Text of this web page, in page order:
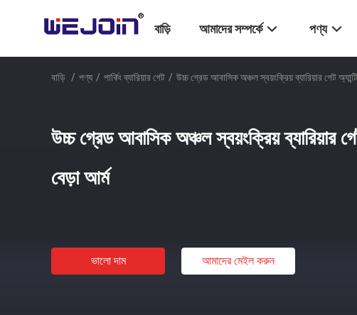
বাড়ি আমাদের সম্পর্কে পণ্য
বাড়ি / পণ্য / পার্কিং ব্যারিয়ার গেট / উচ্চ গ্রেড আবাসিক অঞ্চল স্বয়ংক্রিয় ব্যারিয়ার গেট
উচ্চ গ্রেড আবাসিক অঞ্চল স্বয়ংক্রিয় ব্যারিয়ার গেট
বেড়া আর্ম
ভালো দাম আমাদের মেইল ​​করুন